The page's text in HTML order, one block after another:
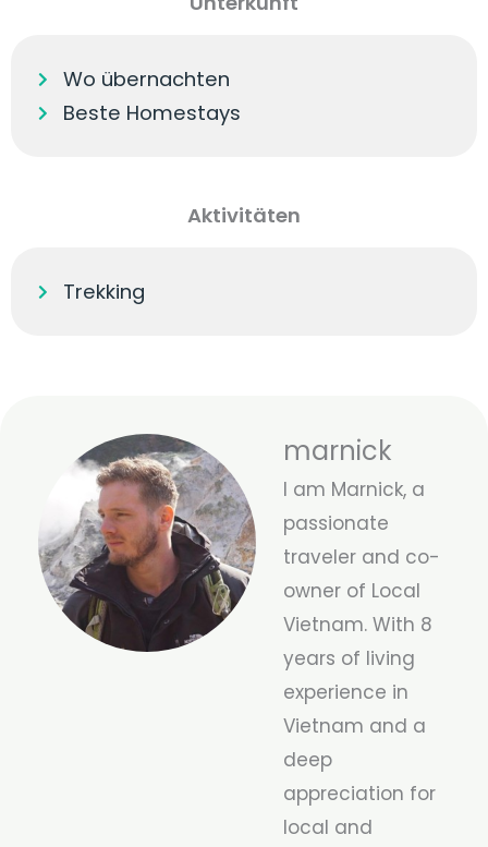
Wo übernachten
Beste Homestays
Aktivitäten
Trekking
marnick
I am Marnick, a
passionate
traveler and co-
owner of Local
Vietnam. With 8
years of living
experience in
Vietnam and a
deep
appreciation for
local and